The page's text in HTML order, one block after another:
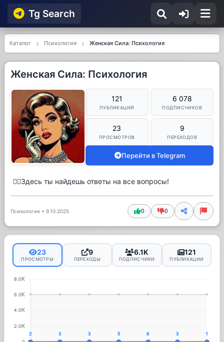
Tg Searсh
Каталог Психология Женская Сила: Психология
Женская Сила: Психология
121
ПУБЛИКАЦИЙ
6 078
ПОДПИСЧИКОВ
23
ПРОСМОТРОВ
9
ПЕРЕХОДОВ
Перейти в Telegram
💁‍♀️Здесь ты найдешь ответы на все вопросы!
Психология • 9.10.2025 0 0
23
ПРОСМОТРЫ
9
ПЕРЕХОДЫ
6.1K
ПОДПИСЧИКИ
121
ПУБЛИКАЦИИ